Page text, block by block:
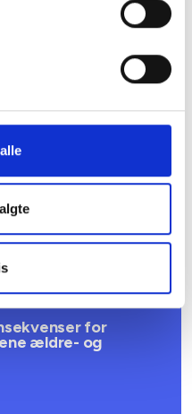
senest 1. januar
plejeboliger ved
for
ældre- og